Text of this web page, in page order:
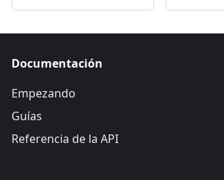
Documentación
Empezando
Guías
Referencia de la API